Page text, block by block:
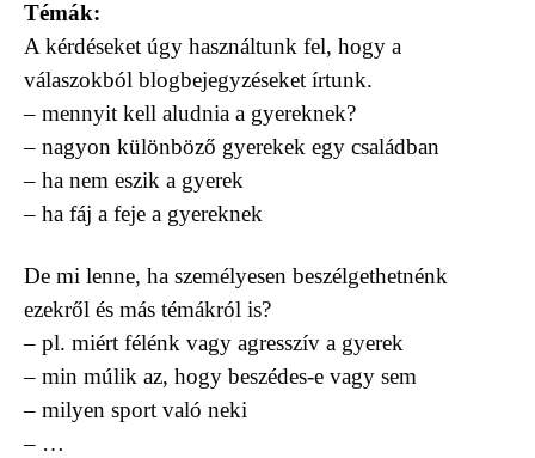
Témák:
A kérdéseket úgy használtunk fel, hogy a
válaszokból blogbejegyzéseket írtunk.
– mennyit kell aludnia a gyereknek?
– nagyon különböző gyerekek egy családban
– ha nem eszik a gyerek
– ha fáj a feje a gyereknek
De mi lenne, ha személyesen beszélgethetnénk
ezekről és más témákról is?
– pl. miért félénk vagy agresszív a gyerek
– min múlik az, hogy beszédes-e vagy sem
– milyen sport való neki
– …